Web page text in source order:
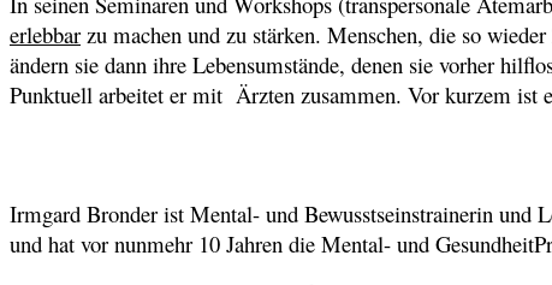
erlebbar zu machen und zu stärken. Menschen, die so
ändern sie dann ihre Lebensumstände, denen sie vorher
Punktuell arbeitet er mit Ärzten zusammen. Vor kurzem ist
Irmgard Bronder ist Mental- und Bewusstseinstrainerin und
und hat vor nunmehr 10 Jahren die Mental- und